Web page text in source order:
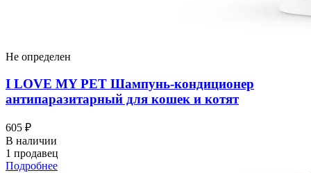
Не определен
I LOVЕ MY PET Шампунь-кондиционер
антипаразитарный для кошек и котят
605 ₽
В наличии
1 продавец
Подробнее